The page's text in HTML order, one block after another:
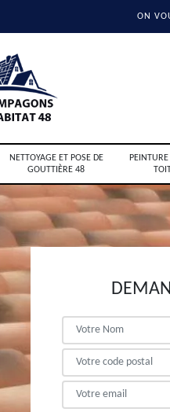
ON
NETTOYAGE ET POSE DE
GOUTTIÈRE 48